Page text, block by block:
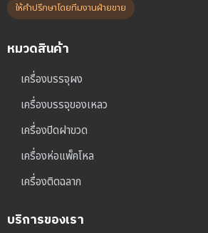
ให้คำปรึกษาโดยทีมงานฝ่ายขาย
หมวดสินค้า
เครื่องบรรจุผง
เครื่องบรรจุของเหลว
เครื่องปิดฝาขวด
เครื่องห่อแพ็คโหล
เครื่องติดฉลาก
บริการของเรา